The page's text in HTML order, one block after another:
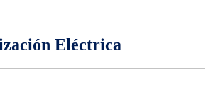
Eléctrica